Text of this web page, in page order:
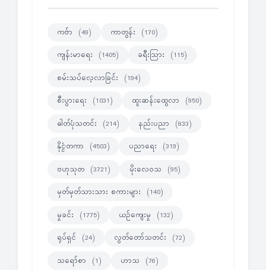
ကဗ်ာ (49) ကာတွန်း (170)
ကျန်းမာရေး (1405) ခရီးသြား (115)
စမ်းသပ်လေ့လာခြင်း (194)
စီးပွားရေး (1031) ထူးဆန်းထွေလာ (950)
ဓါတ်ပုံသတင်း (214) နည်းပညာ (833)
နိုင္ငံတကာ (4503) ပညာရေး (319)
ဗဟုသုတ (3721) မိုးလေဝသ (95)
မှတ်မှတ်သားသား စကားများ (140)
မှုခင်း (1775) ယဉ်ကျေးမှု (132)
ရုပ်ရှင် (24) လွတ်တော်သတင်း (72)
သရော်စာ (1) ဟာသ (76)